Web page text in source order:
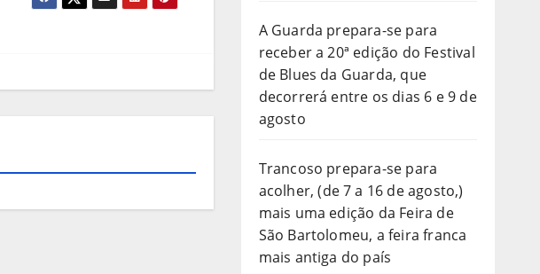
A Guarda prepara-se para
receber a 20ª edição do Festival
de Blues da Guarda, que
decorrerá entre os dias 6 e 9 de
agosto
Trancoso prepara-se para
acolher, (de 7 a 16 de agosto,)
mais uma edição da Feira de
São Bartolomeu, a feira franca
mais antiga do país